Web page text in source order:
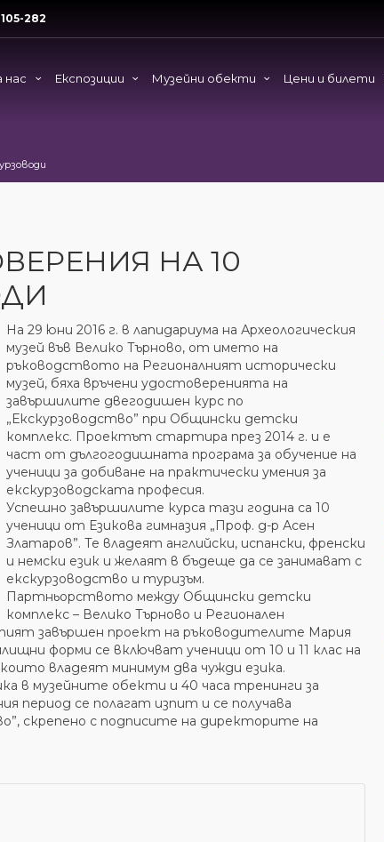
282
нас Експозиции Музейни обекти Цени и билети
НА 10
На 29 юни 2016 г. в лапидариума на Археологическия
музей във Велико Търново, от името на
ръководството на Регионалният исторически
музей, бяха връчени удостоверенията на
завършилите двегодишен курс по
„Екскурзоводство” при Общински детски
комплекс. Проектът стартира през 2014 г. и е
част от дългогодишната програма за обучение на
ученици за добиване на практически умения за
екскурзоводската професия.
Успешно завършилите курса тази година са 10
ученици от Езикова гимназия „Проф. д-р Асен
Златаров”. Те владеят английски, испански, френски
и немски език и желаят в бъдеще да се занимават с
екскурзоводство и туризъм.
Партньорството между Общински детски
комплекс – Велико Търново и Регионален
завършен проект на ръководителите Мария
форми се включват ученици от 10 и 11 клас на
владеят минимум два чужди езика.
в музейните обекти и 40 часа тренинги за
период се полагат изпит и се получава
скрепено с подписите на директорите на